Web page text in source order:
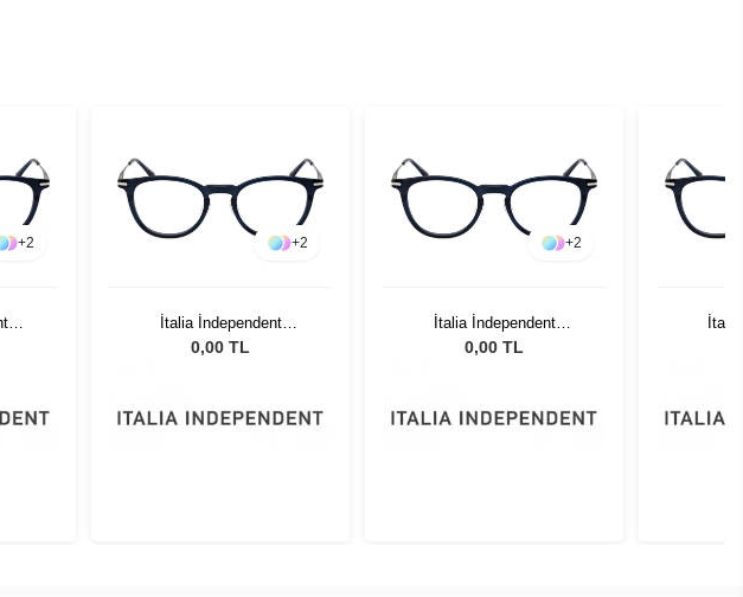
+2 +2
İtalia İndependent
5352.021.075
0,00 TL
+2
İtalia İndependent
5352.021.075
0,00 TL